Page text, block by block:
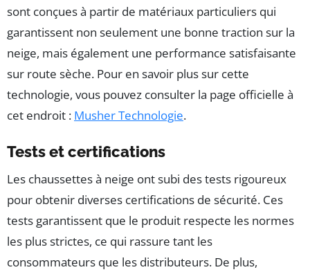
sont conçues à partir de matériaux particuliers qui
garantissent non seulement une bonne traction sur la
neige, mais également une performance satisfaisante
sur route sèche. Pour en savoir plus sur cette
technologie, vous pouvez consulter la page officielle à
cet endroit : Musher Technologie.
Tests et certifications
Les chaussettes à neige ont subi des tests rigoureux
pour obtenir diverses certifications de sécurité. Ces
tests garantissent que le produit respecte les normes
les plus strictes, ce qui rassure tant les
consommateurs que les distributeurs. De plus,